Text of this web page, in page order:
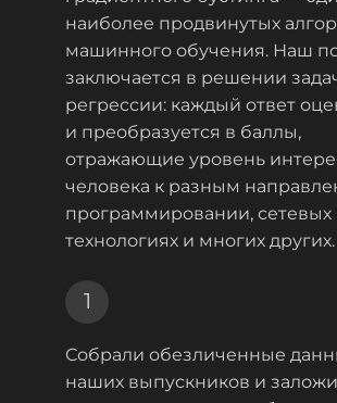
наиболее продвинутых
машинного обучения. Наш
заключается в решении
регрессии: каждый ответ
и преобразуется в баллы,
отражающие уровень
человека к разным
программировании, сетевых
технологиях и многих других.
1
Собрали обезличенные
наших выпускников и